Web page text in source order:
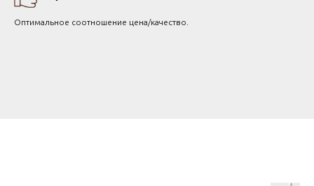
Оптимальное соотношение цена/качество.